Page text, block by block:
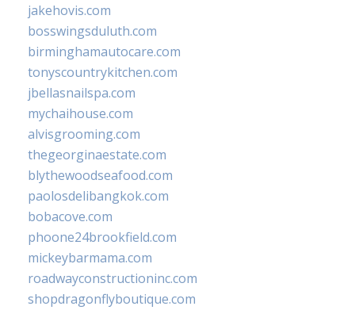
jakehovis.com
bosswingsduluth.com
birminghamautocare.com
tonyscountrykitchen.com
jbellasnailspa.com
mychaihouse.com
alvisgrooming.com
thegeorginaestate.com
blythewoodseafood.com
paolosdelibangkok.com
bobacove.com
phoone24brookfield.com
mickeybarmama.com
roadwayconstructioninc.com
shopdragonflyboutique.com